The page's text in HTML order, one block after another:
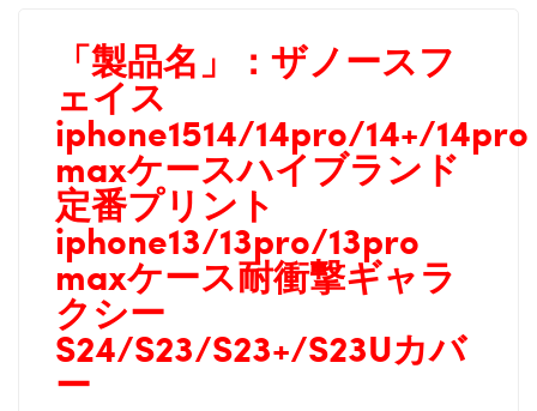
「製品名」： ザノースフ
ェイス
iphone1514/14pro/14+/14pro
maxケースハイブランド
定番プリント
iphone13/13pro/13pro
maxケース耐衝撃ギャラ
クシー
S24/S23/S23+/S23Uカバ
ー